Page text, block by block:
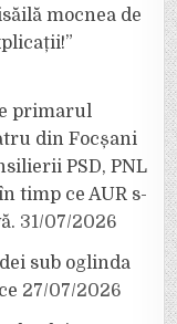
mocnea de
primarul
din Focșani
PSD, PNL
timp ce AUR s-
31/07/2026
sub oglinda
27/07/2026